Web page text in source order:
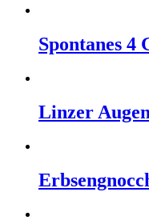
Spontanes 4
Linzer Augen